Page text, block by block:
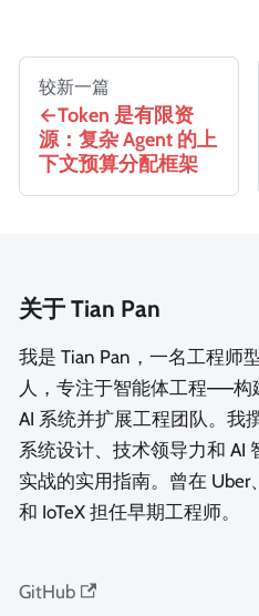
较新一篇
Token 是有限资
源：复杂 Agent 的上
下文预算分配框架
关于 Tian Pan
我是 Tian Pan，一名工程师
人，专注于智能体工程——构
AI 系统并扩展工程团队。我
系统设计、技术领导力和 AI
实战的实用指南。曾在 Uber
和 IoTeX 担任早期工程师。
GitHub